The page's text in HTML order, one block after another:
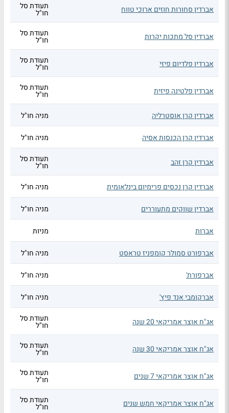
אברדין סחורות חוזים ארוכי טווח תעודת סל
חו"ל
אברדין סל מתכות יקרות תעודת סל
חו"ל
אברדין פלדיום פיזי תעודת סל
חו"ל
אברדין פלטינה פיזית תעודת סל
חו"ל
אברדין קרן אוסטרליה
מניה חו"ל
אברדין קרן הכנסות אסיה מניה חו"ל
אברדין קרן זהב תעודת סל
חו"ל
אברדין קרן נכסים פרימיום בינלאומית
מניה חו"ל
אברדין שווקים מתעוררים מניה חו"ל
אברות מניות
אברפורט סמולר קומפניז טראסט מניה חו"ל
אברפורת' מניה חו"ל
אברקומבי אנד פיץ' מניה חו"ל
אג"ח אוצר אמריקאי 20 שנה תעודת סל
חו"ל
אג"ח אוצר אמריקאי 30 שנה תעודת סל
חו"ל
אג"ח אוצר אמריקאי 7 שנים תעודת סל
חו"ל
אג"ח אוצר אמריקאי חמש שנים תעודת סל
חו"ל